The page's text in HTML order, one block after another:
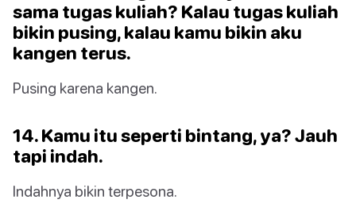
sama tugas kuliah? Kalau tugas kuliah
bikin pusing, kalau kamu bikin aku
kangen terus.
Pusing karena kangen.
14. Kamu itu seperti bintang, ya? Jauh
tapi indah.
Indahnya bikin terpesona.